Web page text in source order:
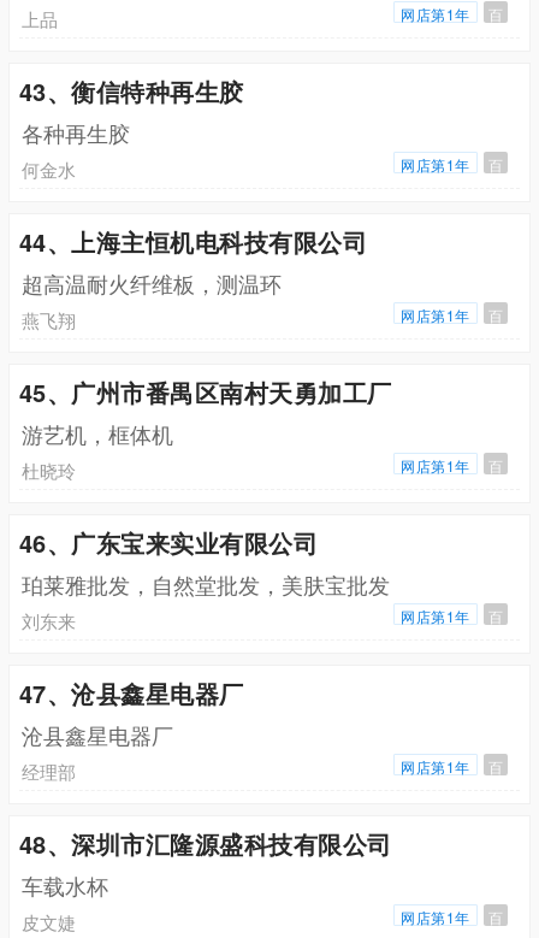
上品 网店第1年 百
43、衡信特种再生胶
各种再生胶
何金水 网店第1年 百
44、上海主恒机电科技有限公司
超高温耐火纤维板，测温环
燕飞翔 网店第1年 百
45、广州市番禺区南村天勇加工厂
游艺机，框体机
杜晓玲 网店第1年 百
46、广东宝来实业有限公司
珀莱雅批发，自然堂批发，美肤宝批发
刘东来 网店第1年 百
47、沧县鑫星电器厂
沧县鑫星电器厂
经理部 网店第1年 百
48、深圳市汇隆源盛科技有限公司
车载水杯
皮文婕 网店第1年 百